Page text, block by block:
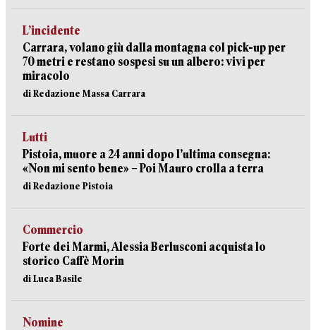
L’incidente
Carrara, volano giù dalla montagna col pick-up per
70 metri e restano sospesi su un albero: vivi per
miracolo
di Redazione Massa Carrara
Lutti
Pistoia, muore a 24 anni dopo l’ultima consegna:
«Non mi sento bene» – Poi Mauro crolla a terra
di Redazione Pistoia
Commercio
Forte dei Marmi, Alessia Berlusconi acquista lo
storico Caffè Morin
di Luca Basile
Nomine